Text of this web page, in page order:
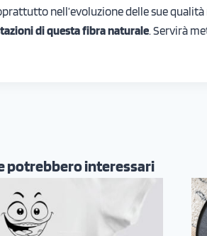
nell’evoluzione delle sue
di questa fibra naturale. Servirà
potrebbero interessari